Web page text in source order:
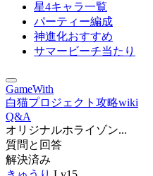
星4キャラ一覧
パーティー編成
神進化おすすめ
サマービーチ当たり
GameWith
白猫プロジェクト攻略wiki
Q&A
オリジナルホライゾン...
質問と回答
解決済み